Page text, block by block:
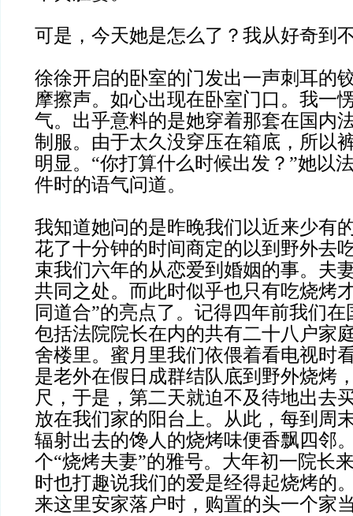
可是，今天她是怎么了？我从好奇到
徐徐开启的卧室的门发出一声刺耳的
摩擦声。如心出现在卧室门口。我一
气。出乎意料的是她穿着那套在国内
制服。由于太久没穿压在箱底，所以
明显。“你打算什么时候出发？”她以
件时的语气问道。
我知道她问的是昨晚我们以近来少有
花了十分钟的时间商定的以到野外去
束我们六年的从恋爱到婚姻的事。夫
共同之处。而此时似乎也只有吃烧烤
同道合”的亮点了。记得四年前我们
包括法院院长在内的共有二十八户家
舍楼里。蜜月里我们依偎着看电视时
是老外在假日成群结队底到野外烧烤
尺，于是，第二天就迫不及待地出去
放在我们家的阳台上。从此，每到周
辐射出去的馋人的烧烤味便香飘四邻
个“烧烤夫妻”的雅号。大年初一院长
时也打趣说我们的爱是经得起烧烤的
来这里安家落户时，购置的头一个家